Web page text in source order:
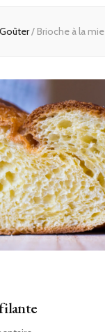
Goûter/ Brioche à la